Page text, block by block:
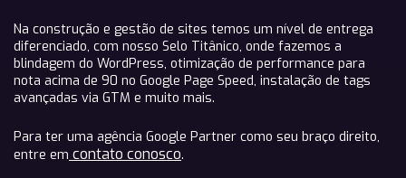
Na construção e gestão de sites temos um nível de entrega
diferenciado, com nosso Selo Titânico, onde fazemos a
blindagem do WordPress, otimização de performance para
nota acima de 90 no Google Page Speed, instalação de tags
avançadas via GTM e muito mais.
Para ter uma agência Google Partner como seu braço direito,
entre em contato conosco.